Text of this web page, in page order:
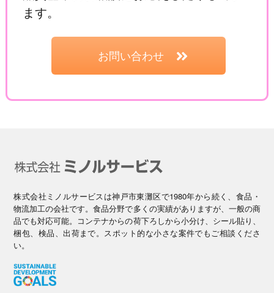
ます。
お問い合わせ
株式会社ミノルサービスは神戸市東灘区で1980年から続く、食品・
物流加工の会社です。食品分野で多くの実績がありますが、一般の商
品でも対応可能。コンテナからの荷下ろしから小分け、シール貼り、
梱包、検品、出荷まで。スポット的な小さな案件でもご相談くださ
い。